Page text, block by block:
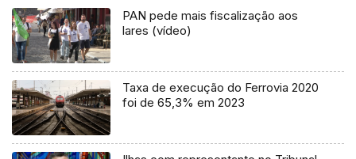
PAN pede mais fiscalização aos
lares (vídeo)
Taxa de execução do Ferrovia 2020
foi de 65,3% em 2023